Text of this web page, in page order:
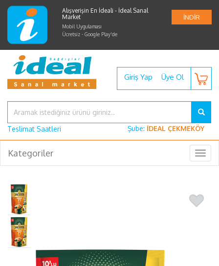
Alışverişin En İdeali - İdeal Sanal
Market
Mobil Uygulaması
Ücretsiz - Google Play'de
İNDİR
Giriş Yap Üye Ol
Teslimat Saatleri Şube: İDEAL ÇEKMEKÖY
Kategoriler